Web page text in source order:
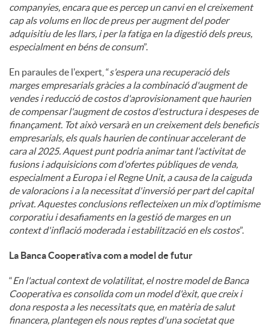
companyies, encara que es percep un canvi en el creixement
cap als volums en lloc de preus per augment del poder
adquisitiu de les llars, i per la fatiga en la digestió dels preus,
especialment en béns de consum”.
En paraules de l'expert, “s'espera una recuperació dels
marges empresarials gràcies a la combinació d'augment de
vendes i reducció de costos d'aprovisionament que haurien
de compensar l'augment de costos d'estructura i despeses de
finançament. Tot això versarà en un creixement dels beneficis
empresarials, els quals haurien de continuar accelerant de
cara al 2025. Aquest punt podria animar tant l'activitat de
fusions i adquisicions com d'ofertes públiques de venda,
especialment a Europa i el Regne Unit, a causa de la caiguda
de valoracions i a la necessitat d'inversió per part del capital
privat. Aquestes conclusions reflecteixen un mix d'optimisme
corporatiu i desafiaments en la gestió de marges en un
context d'inflació moderada i estabilització en els costos”.
La Banca Cooperativa com a model de futur
“En l'actual context de volatilitat, el nostre model de Banca
Cooperativa es consolida com un model d'èxit, que creix i
dona resposta a les necessitats que, en matèria de salut
financera, plantegen els nous reptes d'una societat que